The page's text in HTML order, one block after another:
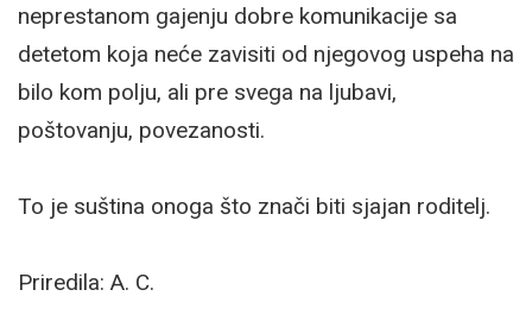
neprestanom gajenju dobre komunikacije sa
detetom koja neće zavisiti od njegovog uspeha na
bilo kom polju, ali pre svega na ljubavi,
poštovanju, povezanosti.
To je suština onoga što znači biti sjajan roditelj.
Priredila: A. C.